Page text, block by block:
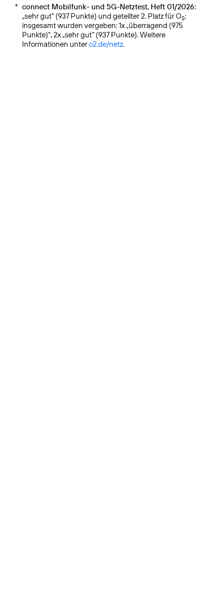
* connect Mobilfunk- und 5G-Netztest, Heft 01/2026:
„sehr gut“ (937 Punkte) und geteilter 2. Platz für O2;
insgesamt wurden vergeben: 1x „überragend (975
Punkte)“, 2x „sehr gut“ (937 Punkte). Weitere
Informationen untero2.de/netz.